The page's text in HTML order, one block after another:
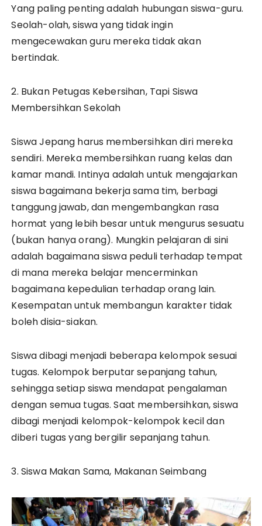
Yang paling penting adalah hubungan siswa-guru.
Seolah-olah, siswa yang tidak ingin
mengecewakan guru mereka tidak akan
bertindak.
2. Bukan Petugas Kebersihan, Tapi Siswa
Membersihkan Sekolah
Siswa Jepang harus membersihkan diri mereka
sendiri. Mereka membersihkan ruang kelas dan
kamar mandi. Intinya adalah untuk mengajarkan
siswa bagaimana bekerja sama tim, berbagi
tanggung jawab, dan mengembangkan rasa
hormat yang lebih besar untuk mengurus sesuatu
(bukan hanya orang). Mungkin pelajaran di sini
adalah bagaimana siswa peduli terhadap tempat
di mana mereka belajar mencerminkan
bagaimana kepedulian terhadap orang lain.
Kesempatan untuk membangun karakter tidak
boleh disia-siakan.
Siswa dibagi menjadi beberapa kelompok sesuai
tugas. Kelompok berputar sepanjang tahun,
sehingga setiap siswa mendapat pengalaman
dengan semua tugas. Saat membersihkan, siswa
dibagi menjadi kelompok-kelompok kecil dan
diberi tugas yang bergilir sepanjang tahun.
3. Siswa Makan Sama, Makanan Seimbang